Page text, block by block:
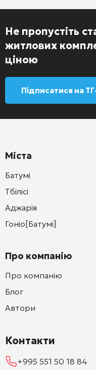
Не пропустіть
житлових
ціною
Підписатися на
Міста
Батумі
Тбілісі
Аджарія
Гоніо[Батумі]
Про компанію
Про компанію
Блог
Автори
Контакти
+995 551 50 18 84